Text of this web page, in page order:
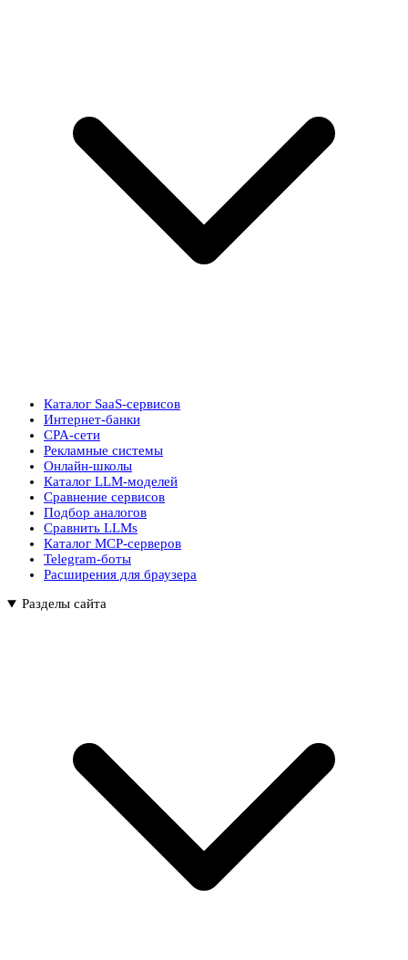
Каталог SaaS-сервисов
Интернет-банки
CPA-сети
Рекламные системы
Онлайн-школы
Каталог LLM-моделей
Сравнение сервисов
Подбор аналогов
Сравнить LLMs
Каталог MCP-серверов
Telegram-боты
Расширения для браузера
Разделы сайта